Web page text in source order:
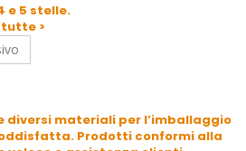
e 5 stelle.
>
materiali per l’imballaggio
Prodotti conformi alla